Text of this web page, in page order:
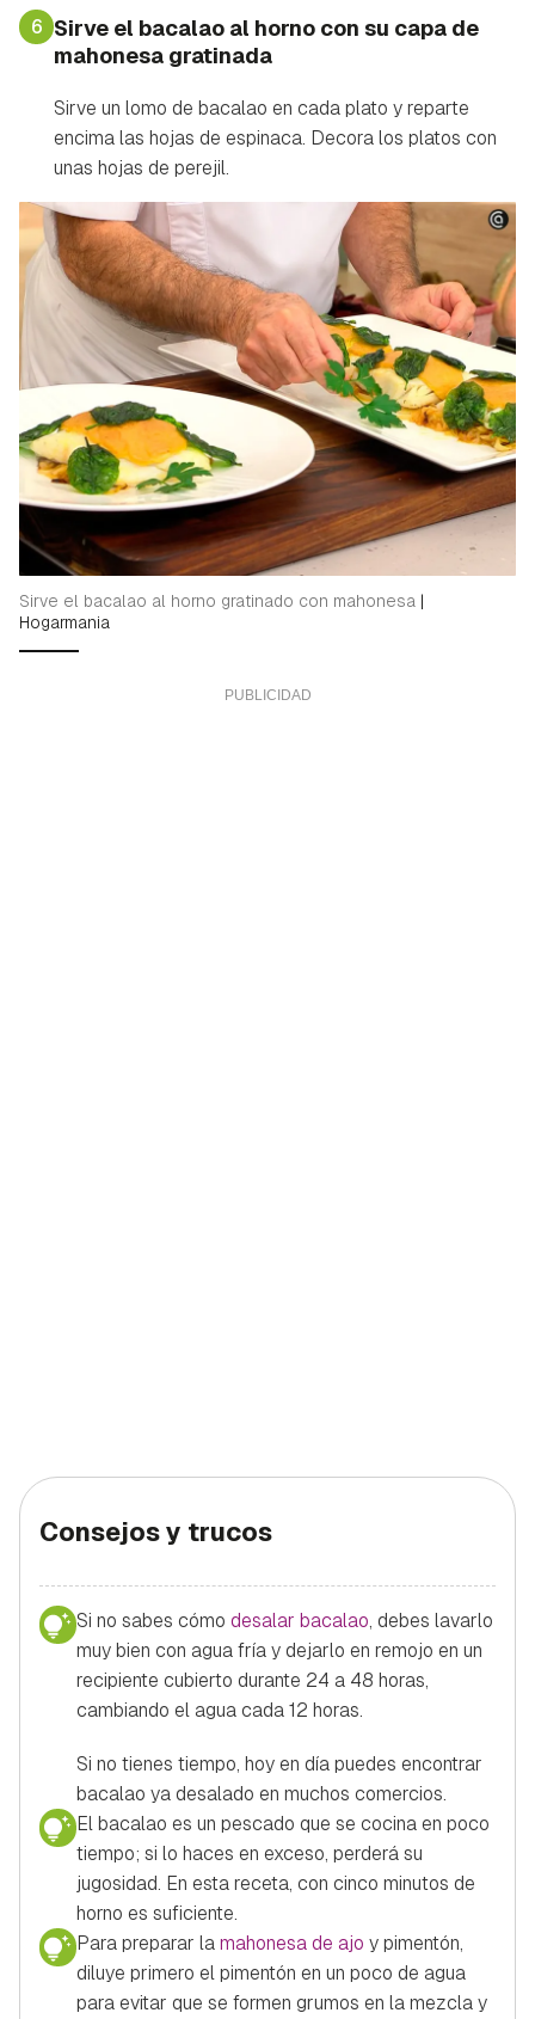
6 Sirve el bacalao al horno con su capa de
mahonesa gratinada
Sirve un lomo de bacalao en cada plato y reparte
encima las hojas de espinaca. Decora los platos con
unas hojas de perejil.
Sirve el bacalao al horno gratinado con mahonesa |
Hogarmania
Consejos y trucos
Si no sabes cómo desalar bacalao, debes lavarlo
muy bien con agua fría y dejarlo en remojo en un
recipiente cubierto durante 24 a 48 horas,
cambiando el agua cada 12 horas.
Si no tienes tiempo, hoy en día puedes encontrar
bacalao ya desalado en muchos comercios.
El bacalao es un pescado que se cocina en poco
tiempo; si lo haces en exceso, perderá su
jugosidad. En esta receta, con cinco minutos de
horno es suficiente.
Para preparar lamahonesa de ajo y pimentón,
diluye primero el pimentón en un poco de agua
para evitar que se formen grumos en la mezcla y